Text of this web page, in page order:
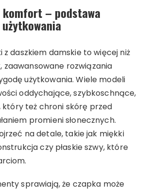
– podstawa
z daszkiem damskie to więcej niż
zaawansowane rozwiązania
użytkowania. Wiele modeli
oddychające, szybkoschnące,
który też chroni skórę przed
promieni słonecznych.
na detale, takie jak miękki
czy płaskie szwy, które
sprawiają, że czapka może